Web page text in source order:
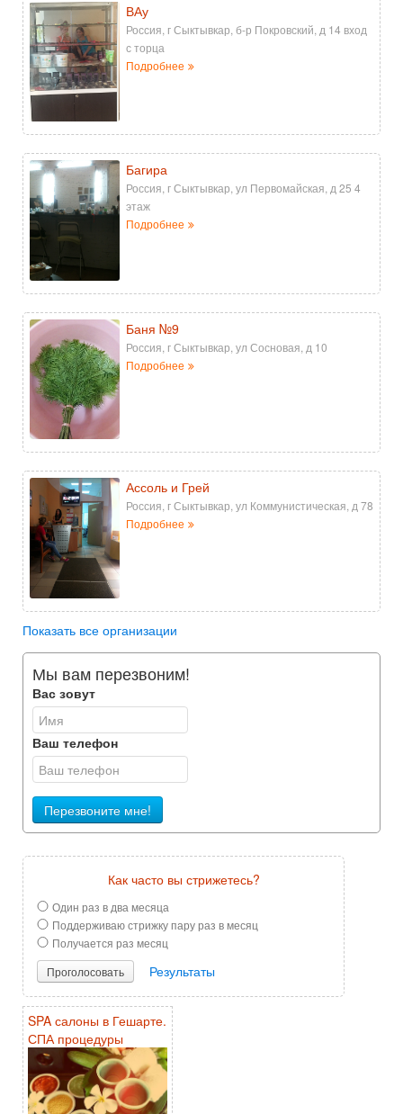
ВАу
Россия, г Сыктывкар, б-р Покровский, д 14 вход
с торца
Подробнее
Багира
Россия, г Сыктывкар, ул Первомайская, д 25 4
этаж
Подробнее
Баня №9
Россия, г Сыктывкар, ул Сосновая, д 10
Подробнее
Ассоль и Грей
Россия, г Сыктывкар, ул Коммунистическая, д 78
Подробнее
Показать все организации
Мы вам перезвоним!
Вас зовут
Ваш телефон
Перезвоните мне!
Как часто вы стрижетесь?
Один раз в два месяца
Поддерживаю стрижку пару раз в месяц
Получается раз месяц
Проголосовать
Результаты
SPA салоны в Гешарте.
СПА процедуры